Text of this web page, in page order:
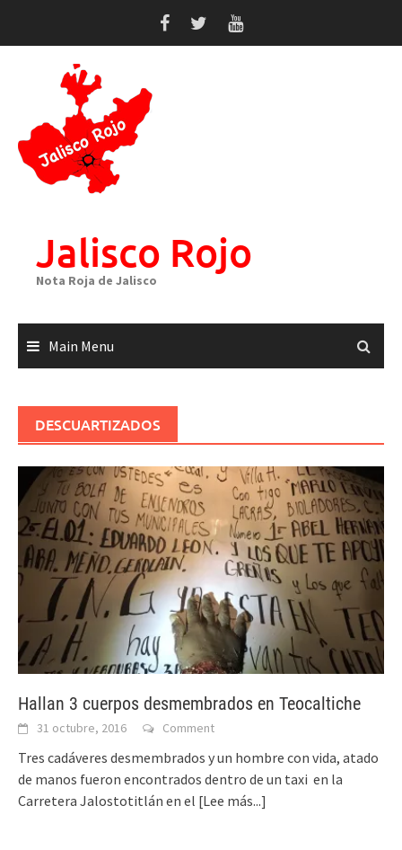
Jalisco Rojo
Nota Roja de Jalisco
Main Menu
DESCUARTIZADOS
Hallan 3 cuerpos desmembrados en Teocaltiche
31 octubre, 2016 Comment
Tres cadáveres desmembrados y un hombre con vida, atado
de manos fueron encontrados dentro de un taxi en la
Carretera Jalostotitlán en el [Lee más...]